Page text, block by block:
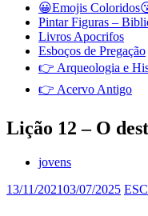
😀Emojis
Pintar Figuras –
Livros Apocrifos
Esboços de Pregação
👉 Arqueologia e
👉 Acervo Antigo
Lição 12 – O
jovens
13/11/202103/07/2025